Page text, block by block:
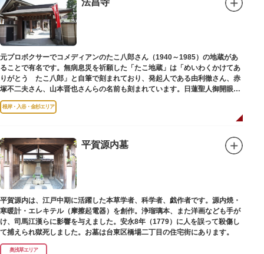
（じこくてん）の像を二天門に安置。これに伴い、正式名称が随身門から二
天門に変更されました。
その後、第二次世界大戦により2柱の像は焼失。現在は、上野の寛永寺（か
んえいじ）の四代将軍徳川家綱霊廟にあった持国天と増長天（ぞうちょうて
ん）の像が祀られています。持国天と増長天は、四天王と呼ばれる仏さまと
して知られていますが、四天王は仏教の守護神であることから武装した姿。
どちらも、鎌倉時代以降に流行した複数の木材を組み合わせる技法「寄木
造」により造られています。
元プロボクサーでコメディアンのたこ八郎さん（1940～1985）の地蔵があ
ることで有名です。無病息災を祈願した「たこ地蔵」は「めいわくかけてあ
りがとう たこ八郎」と自筆で刻まれており、発起人である由利徹さん、赤
塚不二夫さん、山本晋也さんらの名前も刻まれています。日蓮聖人御開眼の
毘沙門天を奉安しています。
根岸・入谷・金杉エリア
平賀源内墓
平賀源内は、江戸中期に活躍した本草学者、科学者、戯作者です。源内焼・
寒暖計・エレキテル（摩擦起電器）を創作。浄瑠璃本、また洋画なども手が
け、司馬江漢らに影響を与えました。安永8年（1779）に人を誤って殺傷し
て捕えられ獄死しました。お墓は台東区橋場二丁目の住宅街にあります。
奥浅草エリア